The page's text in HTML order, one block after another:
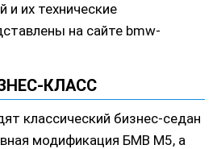
их технические
на сайте bmw-
КЛАСС
классический бизнес-седан
модификация БМВ М5, а